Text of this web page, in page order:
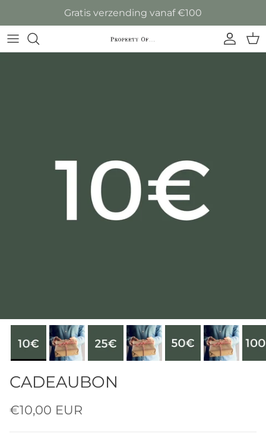
Ga naar inhoud
Gratis verzending vanaf €100
Account
CADEAUBON
€10,00 EUR